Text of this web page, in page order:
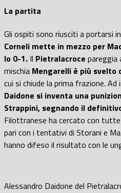
La partita
Gli ospiti sono riusciti a portarsi
Corneli mette in mezzo per
lo 0-1. Il Pietralacroce pareggia
mischia Mengarelli è più
cui si chiude la prima frazione.
Daidone si inventa una
Strappini, segnando il
Filottranese ha cercato con
pari con i tentativi di Storani e
hanno difeso il risultato con le
Alessandro Daidone del